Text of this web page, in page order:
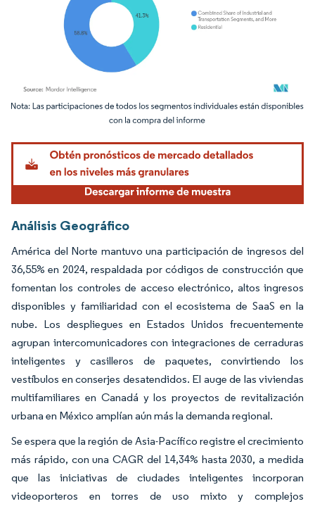
Imagen © Mordor Intelligence. El uso requiere atribución según CC BY 4.0.
Análisis Geográfico
América del Norte mantuvo una participación de ingresos del
36,55% en 2024, respaldada por códigos de construcción que
fomentan los controles de acceso electrónico, altos ingresos
disponibles y familiaridad con el ecosistema de SaaS en la
nube. Los despliegues en Estados Unidos frecuentemente
agrupan intercomunicadores con integraciones de cerraduras
inteligentes y casilleros de paquetes, convirtiendo los
vestíbulos en conserjes desatendidos. El auge de las viviendas
multifamiliares en Canadá y los proyectos de revitalización
urbana en México amplían aún más la demanda regional.
Se espera que la región de Asia-Pacífico registre el crecimiento
más rápido, con una CAGR del 14,34% hasta 2030, a medida
que las iniciativas de ciudades inteligentes incorporan
videoporteros en torres de uso mixto y complejos